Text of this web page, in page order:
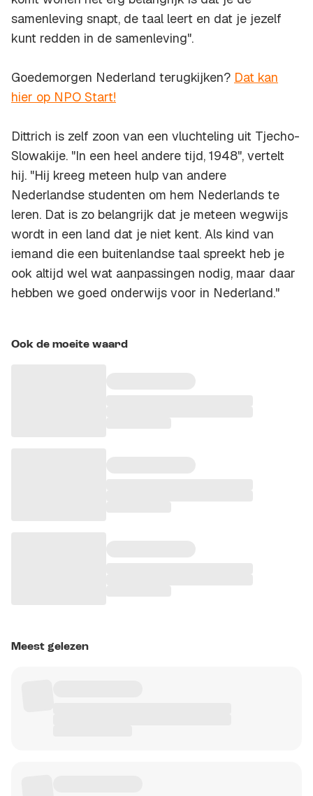
samenleving snapt, de taal leert en dat je jezelf
kunt redden in de samenleving".
Goedemorgen Nederland terugkijken? Dat kan
hier op NPO Start!
Dittrich is zelf zoon van een vluchteling uit Tjecho-
Slowakije. "In een heel andere tijd, 1948", vertelt
hij. "Hij kreeg meteen hulp van andere
Nederlandse studenten om hem Nederlands te
leren. Dat is zo belangrijk dat je meteen wegwijs
wordt in een land dat je niet kent. Als kind van
iemand die een buitenlandse taal spreekt heb je
ook altijd wel wat aanpassingen nodig, maar daar
hebben we goed onderwijs voor in Nederland."
Ook de moeite waard
Meest gelezen